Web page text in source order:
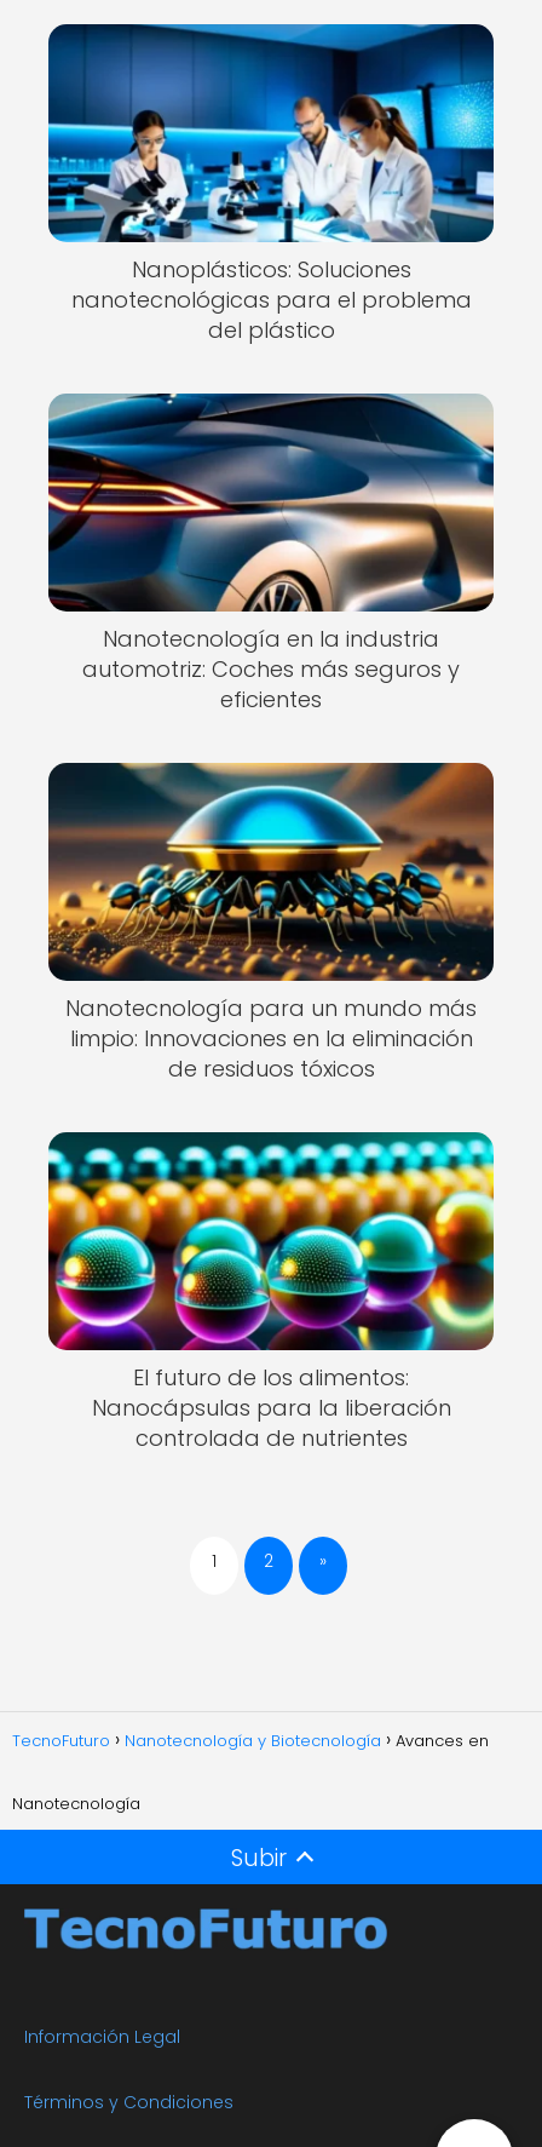
Nanoplásticos: Soluciones
nanotecnológicas para el problema
del plástico
Nanotecnología en la industria
automotriz: Coches más seguros y
eficientes
Nanotecnología para un mundo más
limpio: Innovaciones en la eliminación
de residuos tóxicos
El futuro de los alimentos:
Nanocápsulas para la liberación
controlada de nutrientes
1 2 »
TecnoFuturo Nanotecnología y Biotecnología Avances en
Nanotecnología
Subir
Información Legal
Términos y Condiciones